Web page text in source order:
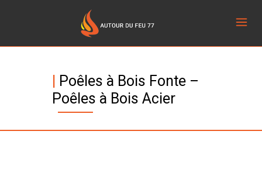
Poêles à Bois Fonte –
Poêles à Bois Acier